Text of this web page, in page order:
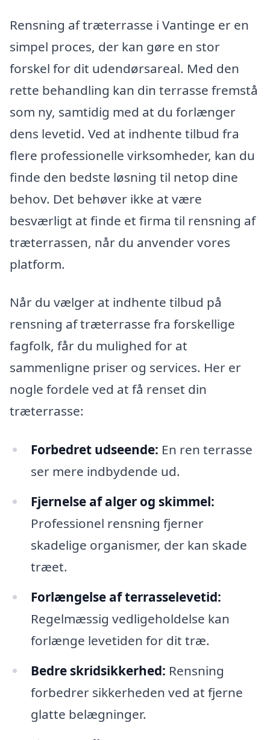
Rensning af træterrasse i Vantinge er en
simpel proces, der kan gøre en stor
forskel for dit udendørsareal. Med den
rette behandling kan din terrasse fremstå
som ny, samtidig med at du forlænger
dens levetid. Ved at indhente tilbud fra
flere professionelle virksomheder, kan du
finde den bedste løsning til netop dine
behov. Det behøver ikke at være
besværligt at finde et firma til rensning af
træterrassen, når du anvender vores
platform.
Når du vælger at indhente tilbud på
rensning af træterrasse fra forskellige
fagfolk, får du mulighed for at
sammenligne priser og services. Her er
nogle fordele ved at få renset din
træterrasse:
Forbedret udseende: En ren terrasse
ser mere indbydende ud.
Fjernelse af alger og skimmel:
Professionel rensning fjerner
skadelige organismer, der kan skade
træet.
Forlængelse af terrasselevetid:
Regelmæssig vedligeholdelse kan
forlænge levetiden for dit træ.
Bedre skridsikkerhed: Rensning
forbedrer sikkerheden ved at fjerne
glatte belægninger.